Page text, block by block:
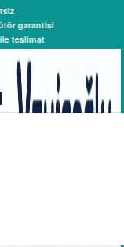
garantisi
teslimat